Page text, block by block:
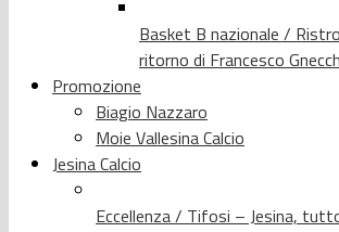
Basket B nazionale /
ritorno di Francesco
Promozione
Biagio Nazzaro
Moie Vallesina Calcio
Jesina Calcio
Eccellenza / Tifosi – Jesina,